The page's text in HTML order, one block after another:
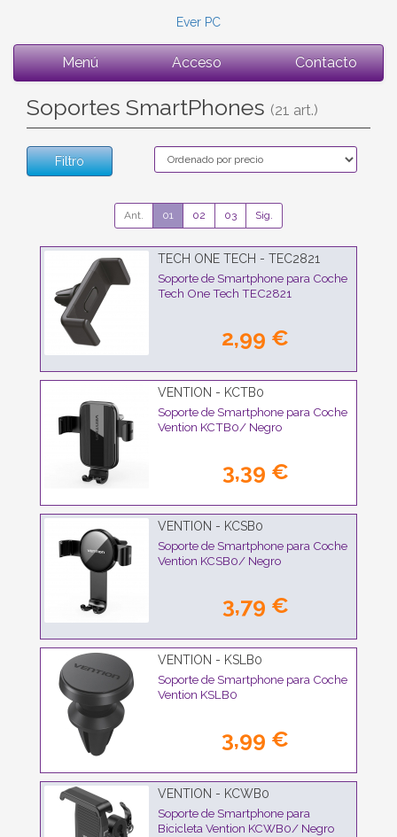
Ever PC
Menú Acceso Contacto
Soportes SmartPhones (21 art.)
Filtro
Ant. 01 02 03 Sig.
TECH ONE TECH - TEC2821
Soporte de Smartphone para Coche
Tech One Tech TEC2821
2,99 €
VENTION - KCTB0
Soporte de Smartphone para Coche
Vention KCTB0/ Negro
3,39 €
VENTION - KCSB0
Soporte de Smartphone para Coche
Vention KCSB0/ Negro
3,79 €
VENTION - KSLB0
Soporte de Smartphone para Coche
Vention KSLB0
3,99 €
VENTION - KCWB0
Soporte de Smartphone para
Bicicleta Vention KCWB0/ Negro